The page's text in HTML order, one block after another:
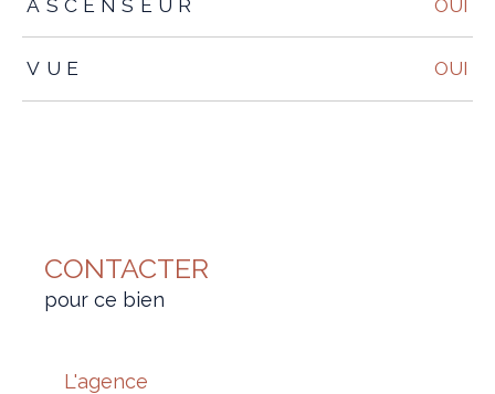
ASCENSEUR OUI
VUE OUI
CONTACTER
pour ce bien
L'agence